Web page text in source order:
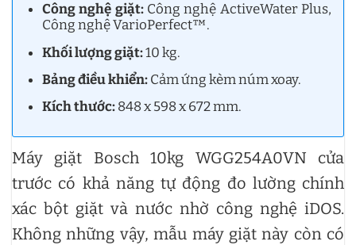
Công nghệ giặt:Công nghệ ActiveWater Plus,
Công nghệ VarioPerfect™.
Khối lượng giặt:10 kg.
Bảng điều khiển:Cảm ứng kèm núm xoay.
Kích thước:848 x 598 x 672 mm.
Máy giặt Bosch 10kg WGG254A0VN cửa
trước có khả năng tự động đo lường chính
xác bột giặt và nước nhờ công nghệ iDOS.
Không những vậy, mẫu máy giặt này còn có